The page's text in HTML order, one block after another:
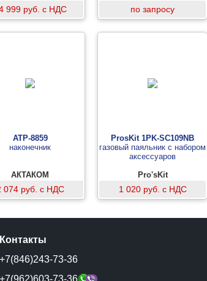
999 руб. с НДС по запросу
АТР-8859
наконечник
АКТАКОМ
074 руб. с НДС
ProsKit 1PK-SC109NB
газовый паяльник с набором
аксессуаров
Pro'sKit
1 020 руб. с НДС
Контакты
+7(846)243-73-36
+7(962)603-73-36